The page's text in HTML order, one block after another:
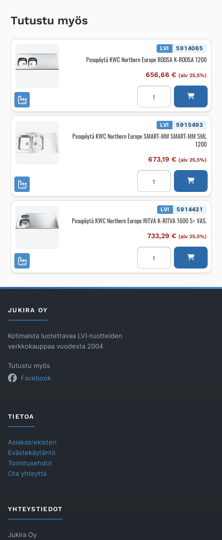
Tutustu myös
LVI 5914065
Pesupöytä KWC Northern Europe ROOSA K-ROOSA 1200
656,66 € (alv 25,5%)
Pesupöytä
Northern
Europe
ROOSA
ROOSA
1200
LVI 5915493
Pesupöytä KWC Northern Europe SMART-MM SMART-MM SML
1200
673,19 € (alv 25,5%)
Pesupöytä
Northern
Europe
SMART-
SMART-
MM
1200
LVI 5914431
Pesupöytä KWC Northern Europe RITVA K-RITVA 1600 S= VAS.
733,29 € (alv 25,5%)
Pesupöytä
Northern
Europe
RITVA
JUKIRA OY
Kotimaista luotettavaa LVI-tuotteiden
verkkokauppaa vuodesta 2004
Tutustu myös
Facebook
TIETOA
Asiakasrekisteri
Evästekäytäntö
Toimitusehdot
Ota yhteyttä
YHTEYSTIEDOT
Jukira Oy